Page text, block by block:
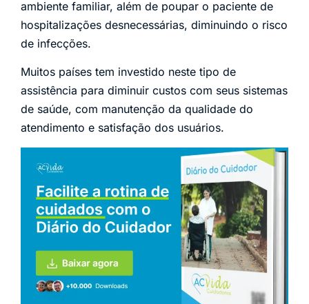
ambiente familiar, além de poupar o paciente de
hospitalizações desnecessárias, diminuindo o risco
de infecções.
Muitos países tem investido neste tipo de
assistência para diminuir custos com seus sistemas
de saúde, com manutenção da qualidade do
atendimento e satisfação dos usuários.